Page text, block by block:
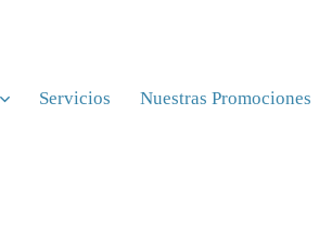
Servicios Nuestras Promociones